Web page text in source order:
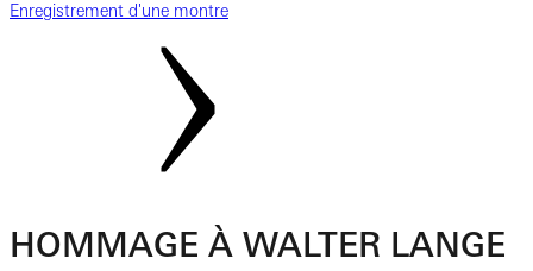
Enregistrement d'une montre
HOMMAGE À WALTER LANGE